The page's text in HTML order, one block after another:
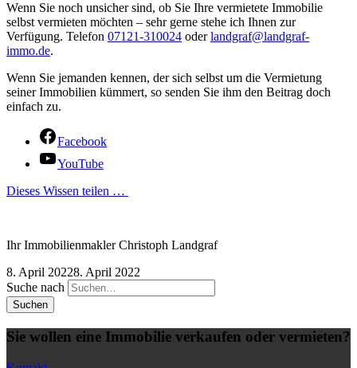
Wenn Sie noch unsicher sind, ob Sie Ihre vermietete Immobilie
selbst vermieten möchten – sehr gerne stehe ich Ihnen zur
Verfügung. Telefon 07121-310024 oderlandgraf@landgraf-
immo.de.
Wenn Sie jemanden kennen, der sich selbst um die Vermietung
seiner Immobilien kümmert, so senden Sie ihm den Beitrag doch
einfach zu.
Facebook
YouTube
Dieses Wissen teilen …
Ihr Immobilienmakler Christoph Landgraf
8. April 20228. April 2022
Suche nach
Sie wollen eine Immobilie verkaufen oder vermieten?